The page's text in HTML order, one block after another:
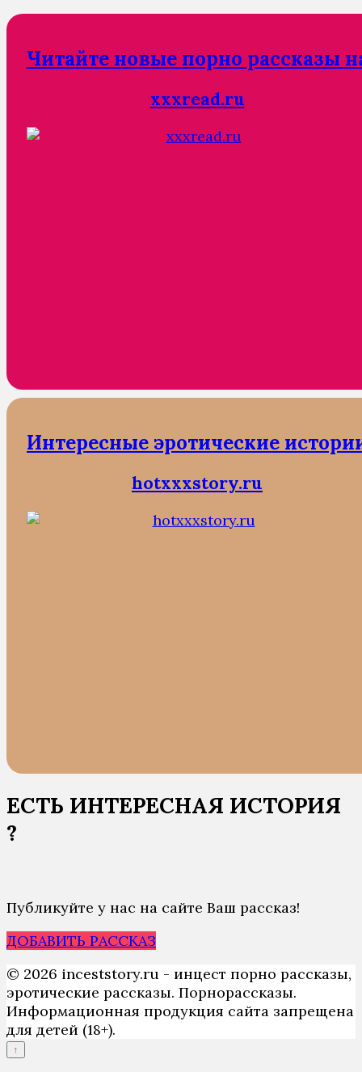
Читайте новые порно рассказы
xxxread.ru
Интересные эротические
hotxxxstory.ru
ЕСТЬ ИНТЕРЕСНАЯ ИСТОРИЯ
?
Публикуйте у нас на сайте Ваш рассказ!
ДОБАВИТЬ РАССКАЗ
© 2026 inceststory.ru - инцест порно рассказы,
эротические рассказы. Порнорассказы.
Информационная продукция сайта запрещена
для детей (18+).